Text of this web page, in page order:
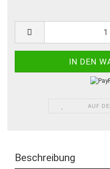
AUF
Beschreibung